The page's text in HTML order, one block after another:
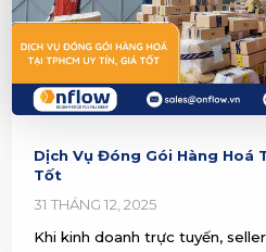
Dịch Vụ Đóng Gói Hàng Hoá
Tốt
31 THÁNG 12, 2025
Khi kinh doanh trực tuyến,